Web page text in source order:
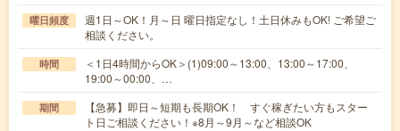
曜日頻度
週1日～OK！月～日 曜日指定なし！土日休みもOK! ご希望ご
相談ください。
時間
＜1日4時間からOK＞(1)09:00～13:00、13:00～17:00、
19:00～00:00、…
期間
【急募】即日～短期も長期OK！ すぐ稼ぎたい方もスター
ト日ご相談ください！※8月～9月～など相談OK